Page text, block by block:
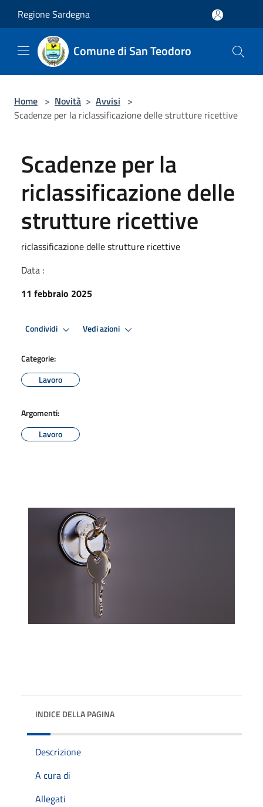
Regione Sardegna
Comune di San Teodoro
Home > Novità > Avvisi >
Scadenze per la riclassificazione delle strutture ricettive
Scadenze per la
riclassificazione delle
strutture ricettive
riclassificazione delle strutture ricettive
Data :
11 febbraio 2025
Condividi Vedi azioni
Categorie:
Lavoro
Argomenti:
Lavoro
INDICE DELLA PAGINA
Descrizione
A cura di
Allegati